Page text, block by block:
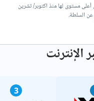
أعلى مستوى لها منذ اكتوبر/ تشرين
3